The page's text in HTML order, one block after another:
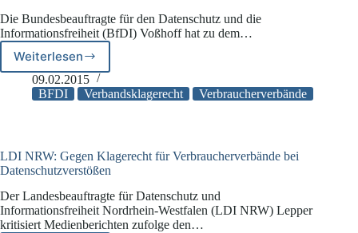
Die Bundesbeauftragte für den Datenschutz und die
Informationsfreiheit (BfDI) Voßhoff hat zu dem…
Weiterlesen
BfDI:
Verbandsklagerecht
bei
09.02.2015
BFDI
Verbandsklagerecht Verbraucherverbände
LDI NRW: Gegen Klagerecht für Verbraucherverbände bei
Datenschutzverstößen
Der Landesbeauftragte für Datenschutz und
Informationsfreiheit Nordrhein-Westfalen (LDI NRW) Lepper
kritisiert Medienberichten zufolge den…